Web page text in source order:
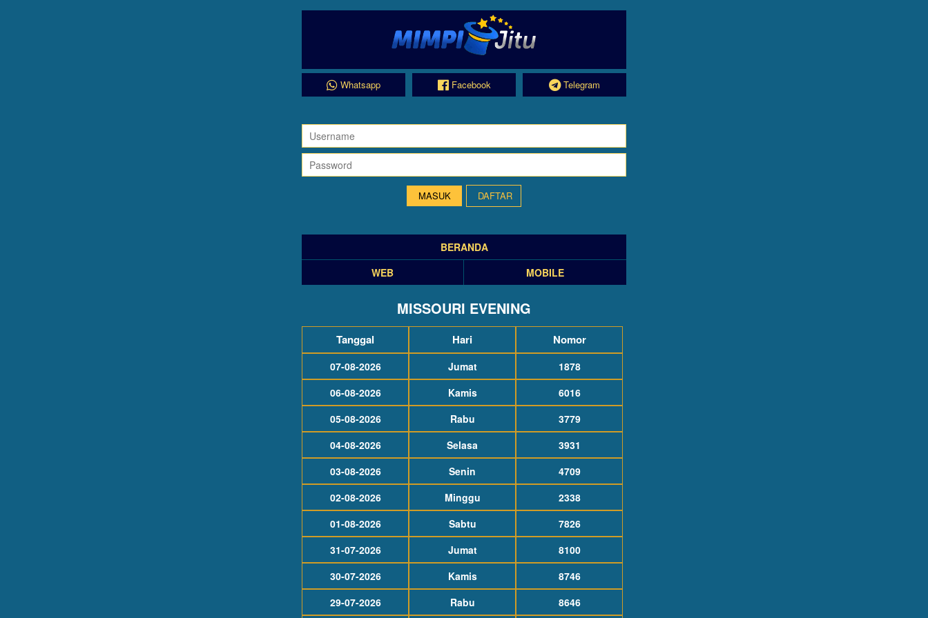
Whatsapp Facebook Telegram
DAFTAR
BERANDA
WEB
MOBILE
MISSOURI EVENING
Tanggal Hari Nomor
07-08-2026 Jumat
1878
06-08-2026
Kamis
6016
05-08-2026
Rabu
3779
04-08-2026
Selasa
3931
03-08-2026
Senin
4709
02-08-2026
Minggu
2338
01-08-2026
Sabtu
7826
31-07-2026
Jumat
8100
30-07-2026
Kamis
8746
29-07-2026
Rabu 8646